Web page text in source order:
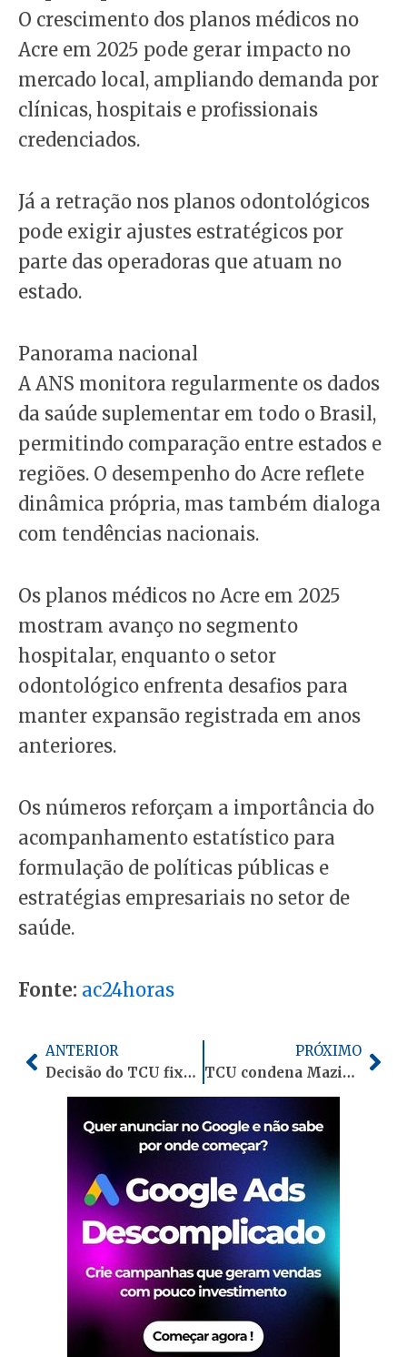
O crescimento dos planos médicos no
Acre em 2025 pode gerar impacto no
mercado local, ampliando demanda por
clínicas, hospitais e profissionais
credenciados.
Já a retração nos planos odontológicos
pode exigir ajustes estratégicos por
parte das operadoras que atuam no
estado.
Panorama nacional
A ANS monitora regularmente os dados
da saúde suplementar em todo o Brasil,
permitindo comparação entre estados e
regiões. O desempenho do Acre reflete
dinâmica própria, mas também dialoga
com tendências nacionais.
Os planos médicos no Acre em 2025
mostram avanço no segmento
hospitalar, enquanto o setor
odontológico enfrenta desafios para
manter expansão registrada em anos
anteriores.
Os números reforçam a importância do
acompanhamento estatístico para
formulação de políticas públicas e
estratégias empresariais no setor de
saúde.
Fonte: ac24horas
Anterior
ANTERIOR
Decisão do TCU fixa participação do Acre e dos 22 municípios na Cide-Combustíveis
PRÓXIMO
TCU condena Mazinho e ex-secretária por irregularidades na compra de testes da Covid em Sena Madureira